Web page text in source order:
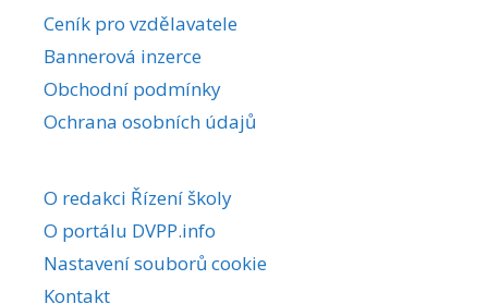
Ceník pro vzdělavatele
Bannerová inzerce
Obchodní podmínky
Ochrana osobních údajů
O redakci Řízení školy
O portálu DVPP.info
Nastavení souborů cookie
Kontakt